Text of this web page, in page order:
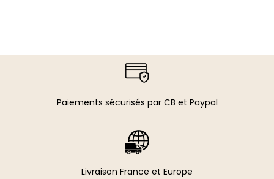
Paiements sécurisés par CB et Paypal​
Livraison France et Europe